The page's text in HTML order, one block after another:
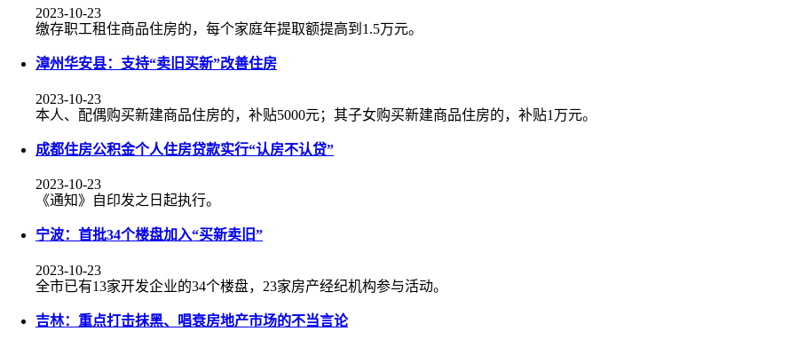
2023-10-23
缴存职工租住商品住房的，每个家庭年提取额提高到1.5万元。
漳州华安县：支持“卖旧买新”改善住房
2023-10-23
本人、配偶购买新建商品住房的，补贴5000元；其子女购买新建商品住房的，补贴1万元。
成都住房公积金个人住房贷款实行“认房不认贷”
2023-10-23
《通知》自印发之日起执行。
宁波：首批34个楼盘加入“买新卖旧”
2023-10-23
全市已有13家开发企业的34个楼盘，23家房产经纪机构参与活动。
吉林：重点打击抹黑、唱衰房地产市场的不当言论